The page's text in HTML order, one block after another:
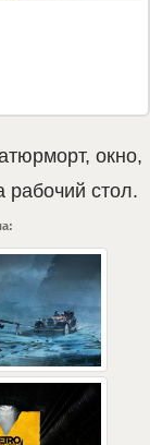
, окно,
рабочий стол.